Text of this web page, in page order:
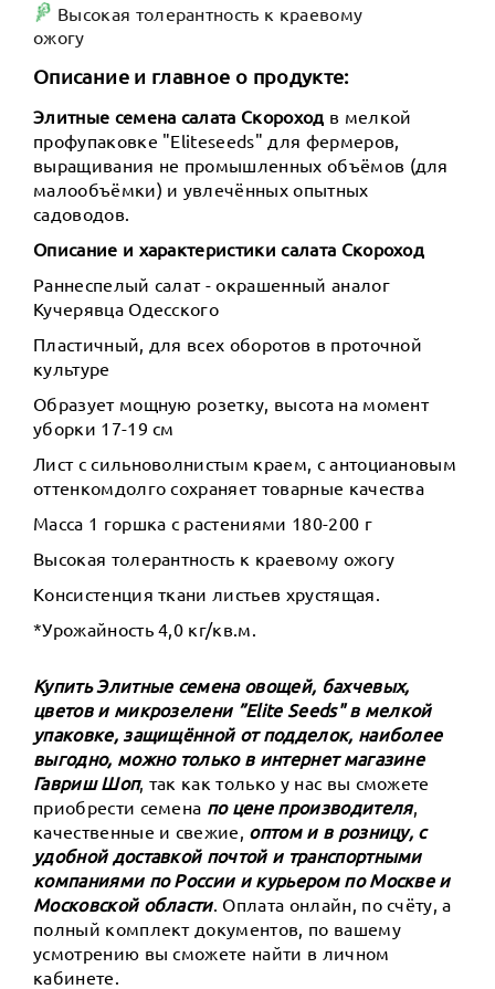
Высокая толерантность к краевому
ожогу
Описание и главное о продукте:
Элитные семена салата Скороход в мелкой
профупаковке "Eliteseeds" для фермеров,
выращивания не промышленных объёмов (для
малообъёмки) и увлечённых опытных
садоводов.
Описание и характеристики салата Скороход
Раннеспелый салат - окрашенный аналог
Кучерявца Одесского
Пластичный, для всех оборотов в проточной
культуре
Образует мощную розетку, высота на момент
уборки 17-19 см
Лист с сильноволнистым краем, с антоциановым
оттенкомдолго сохраняет товарные качества
Масса 1 горшка с растениями 180-200 г
Высокая толерантность к краевому ожогу
Консистенция ткани листьев хрустящая.
*Урожайность 4,0 кг/кв.м.
Купить Элитные семена овощей, бахчевых,
цветов и микрозелени ”Elite Seeds" в мелкой
упаковке, защищённой от подделок, наиболее
выгодно, можно только в интернет магазине
Гавриш Шоп, так как только у нас вы сможете
приобрести семена по цене производителя,
качественные и свежие, оптом и в розницу, с
удобной доставкой почтой и транспортными
компаниями по России и курьером по Москве и
Московской области. Оплата онлайн, по счёту, а
полный комплект документов, по вашему
усмотрению вы сможете найти в личном
кабинете.